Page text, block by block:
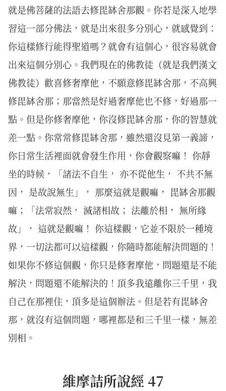
就是佛菩薩的法語去修毘缽舍那觀。你若是深入地學
習這一部分佛法，就是出來很多分別心，就感覺到：
你這樣修行能得聖道嗎？就會有這個心，很容易就會
出來這個分別心。我們現在的佛教徒（就是我們漢文
佛教徒）歡喜修奢摩他，不願意修毘缽舍那，不高興
修毘缽舍那；那當然是好過奢摩他也不修，好過那一
點。但是你修奢摩他，你沒修毘缽舍那，你的智慧就
差一點。你常常修毘缽舍那，雖然還沒見第一義諦，
你日常生活裡面就會發生作用，你會觀察嘛！ 你靜
坐的時候，「諸法不自生， 亦不從他生， 不共不無
因， 是故說無生」， 那麼這就是觀嘛， 毘缽舍那觀
嘛；「法常寂然， 滅諸相故； 法離於相， 無所緣
故」， 這就是觀嘛！ 你這樣觀，它並不限於一種境
界，一切法都可以這樣觀，你隨時都能解決問題的！
如果你不修這個觀，你只是修奢摩他，問題還是不能
解決，問題還不能解決的！頂多我遠離你三千里，我
自己在那裡住，頂多是這個辦法。但是若有毘缽舍
那，就沒有這個問題，哪裡都是和三千里一樣，無差
別相。
維摩詰所說經 47